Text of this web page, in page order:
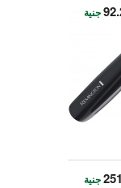
جنية
جنية